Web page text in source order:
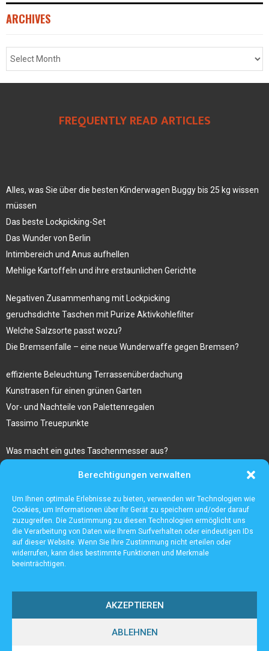
Berechtigungen verwalten
Um Ihnen optimale Erlebnisse zu bieten, verwenden wir Technologien wie
Cookies, um Informationen über Ihr Gerät zu speichern und/oder darauf
zuzugreifen. Die Zustimmung zu diesen Technologien ermöglicht uns
die Verarbeitung von Daten wie Ihrem Surfverhalten oder eindeutigen IDs
auf dieser Website. Wenn Sie Ihre Zustimmung nicht erteilen oder
widerrufen, kann dies bestimmte Funktionen und Merkmale
beeinträchtigen.
AKZEPTIEREN
ABLEHNEN
ARCHIVES
FREQUENTLY READ ARTICLES
Alles, was Sie über die besten Kinderwagen Buggy bis 25 kg wissen
müssen
Das beste Lockpicking-Set
Das Wunder von Berlin
Intimbereich und Anus aufhellen
Mehlige Kartoffeln und ihre erstaunlichen Gerichte
Negativen Zusammenhang mit Lockpicking
geruchsdichte Taschen mit Purize Aktivkohlefilter
Welche Salzsorte passt wozu?
Die Bremsenfalle – eine neue Wunderwaffe gegen Bremsen?
effiziente Beleuchtung Terrassenüberdachung
Kunstrasen für einen grünen Garten
Vor- und Nachteile von Palettenregalen
Tassimo Treuepunkte
Was macht ein gutes Taschenmesser aus?
Sugaring am ganzen Körper im Kosmetikstudio Hanau
Gibt es besondere risiken beim kauf von ravencoin?